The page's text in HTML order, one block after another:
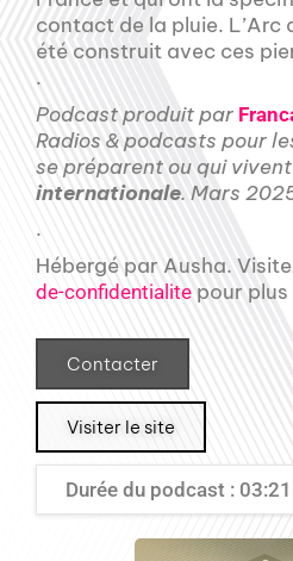
contact de la pluie. L’Arc
été construit avec ces
.
Podcast produit par
Radios & podcasts pour
se préparent ou qui
internationale. Mars
.
Hébergé par Ausha.
de-confidentialite pour
Contacter
Visiter le site
Durée du podcast : 03:21